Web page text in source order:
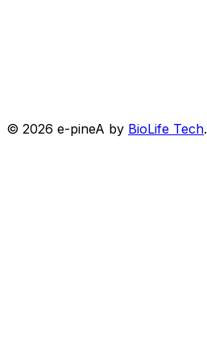
© 2026 e-pineA by BioLife Tech.